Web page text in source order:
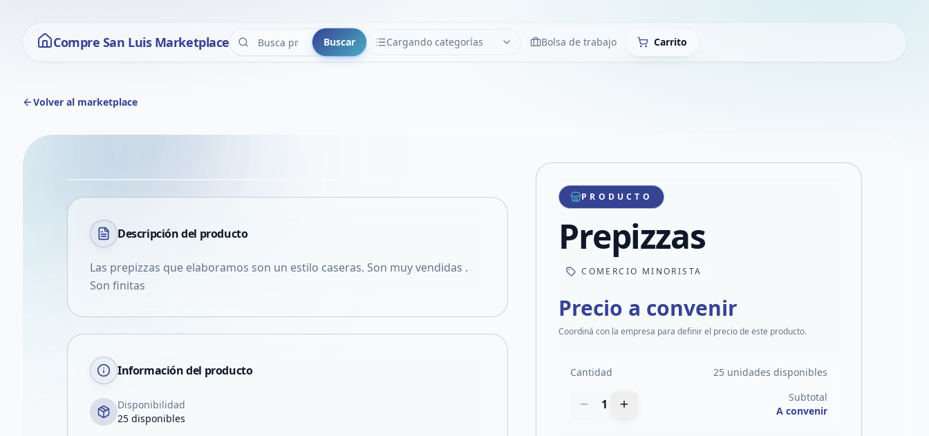
Compre San Luis Marketplace Buscar Cargando categorías
CATEGORÍAS LimpiarBolsa de trabajo Carrito
Volver al marketplace
VER EN PANTALLA COMPLETA
Compartir producto
Compartir por WhatsApp
Compartir por mail
Compartir en Facebook
Compartir en X
Descripción del producto
Las prepizzas que elaboramos son un estilo caseras. Son muy vendidas .
Son finitas
Información del producto
Disponibilidad
25 disponibles
PRODUCTO
Prepizzas
COMERCIO MINORISTA
Precio a convenir
Coordiná con la empresa para definir el precio de este producto.
Cantidad 25 unidades disponibles
1
Subtotal
A convenir